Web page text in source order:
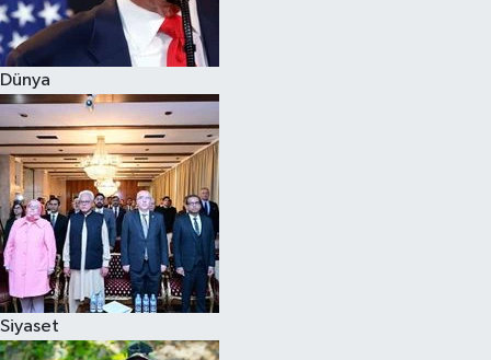
Dünya
Siyaset
Siyaset
Teknoloji
Televizyon
Yaşam-Çevre